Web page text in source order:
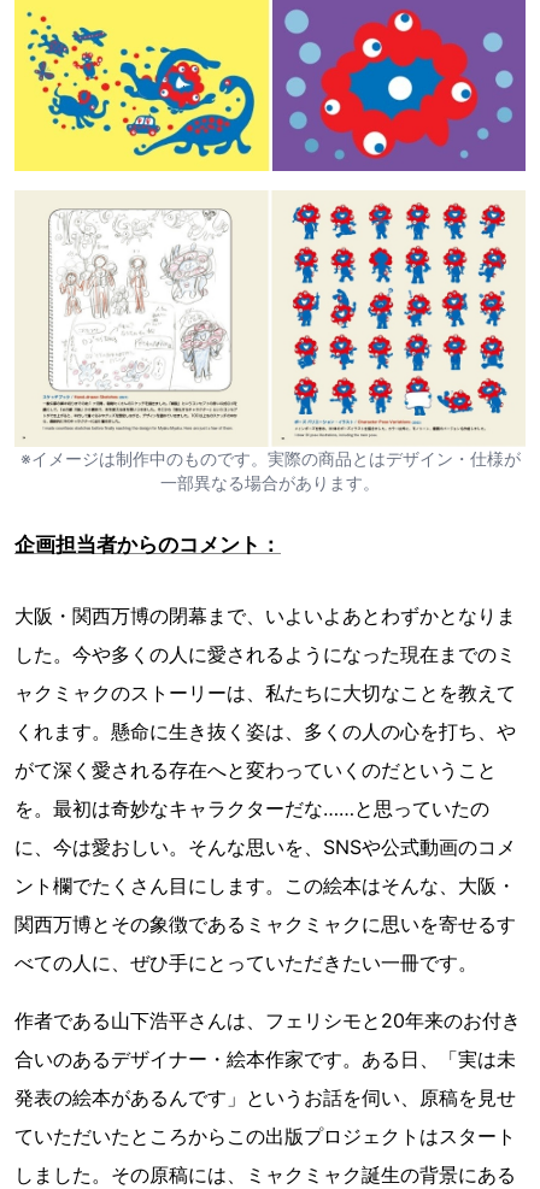
※イメージは制作中のものです。実際の商品とはデザイン・仕様が
一部異なる場合があります。
企画担当者からのコメント：
大阪・関西万博の閉幕まで、いよいよあとわずかとなりま
した。今や多くの人に愛されるようになった現在までのミ
ャクミャクのストーリーは、私たちに大切なことを教えて
くれます。懸命に生き抜く姿は、多くの人の心を打ち、や
がて深く愛される存在へと変わっていくのだということ
を。最初は奇妙なキャラクターだな……と思っていたの
に、今は愛おしい。そんな思いを、SNSや公式動画のコメ
ント欄でたくさん目にします。この絵本はそんな、大阪・
関西万博とその象徴であるミャクミャクに思いを寄せるす
べての人に、ぜひ手にとっていただきたい一冊です。
作者である山下浩平さんは、フェリシモと20年来のお付き
合いのあるデザイナー・絵本作家です。ある日、「実は未
発表の絵本があるんです」というお話を伺い、原稿を見せ
ていただいたところからこの出版プロジェクトはスタート
しました。その原稿には、ミャクミャク誕生の背景にある